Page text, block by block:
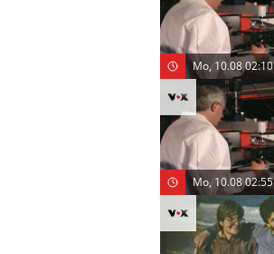
Mo, 10.08 02:10
Mo, 10.08 02:55